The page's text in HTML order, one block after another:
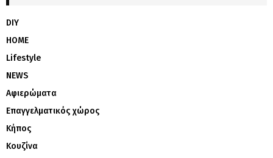
DIY
HOME
Lifestyle
NEWS
Αφιερώματα
Επαγγελματικός χώρος
Κήπος
Κουζίνα